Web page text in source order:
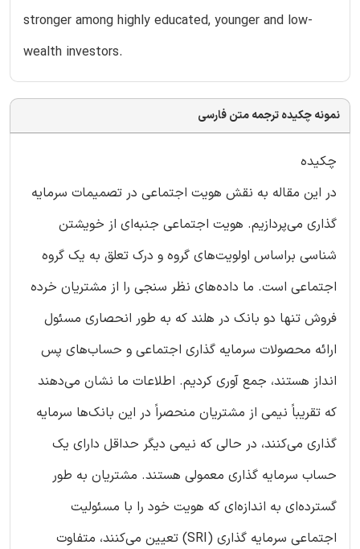
stronger among highly educated, younger and low-
wealth investors.
نمونه چکیده ترجمه متن فارسی
چکیده
در این مقاله به نقش هویت اجتماعی در تصمیمات سرمایه
گذاری می‌پردازیم. هویت اجتماعی جنبه‌ای از خویشتن
شناسی براساس اولویت‌های گروه و درک تعلق به یک گروه
اجتماعی است. ما داده‌های نظر سنجی را از مشتریان خرده
فروش تنها دو بانک در هلند که به طور انحصاری مسئول
ارائه محصولات سرمایه گذاری اجتماعی و حساب‌های پس
انداز هستند، جمع آوری کردیم. اطلاعات ما نشان می‌دهند
که تقریباً نیمی از مشتریان منحصراً در این بانک‌ها سرمایه
گذاری می‌کنند، در حالی که نیمی دیگر حداقل دارای یک
حساب سرمایه گذاری معمولی هستند. مشتریان به طور
گسترده‌ای به اندازه‌ای که هویت خود را با مسئولیت
اجتماعی سرمایه گذاری (SRI) تعیین می‌کنند، متفاوت